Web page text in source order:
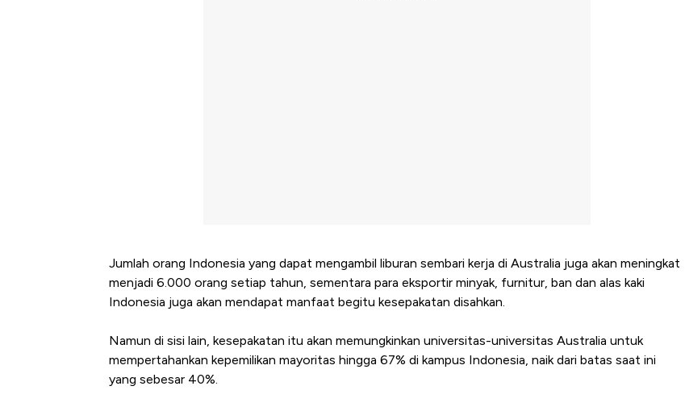
Jumlah orang Indonesia yang dapat mengambil liburan sembari kerja di Australia juga akan meningkat
menjadi 6.000 orang setiap tahun, sementara para eksportir minyak, furnitur, ban dan alas kaki
Indonesia juga akan mendapat manfaat begitu kesepakatan disahkan.
Namun di sisi lain, kesepakatan itu akan memungkinkan universitas-universitas Australia untuk
mempertahankan kepemilikan mayoritas hingga 67% di kampus Indonesia, naik dari batas saat ini
yang sebesar 40%.